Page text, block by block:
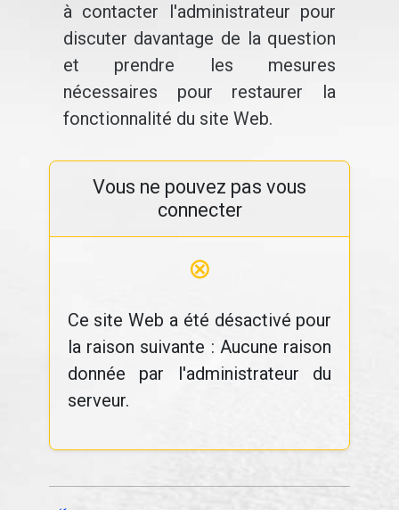
à contacter l'administrateur pour
discuter davantage de la question
et prendre les mesures
nécessaires pour restaurer la
fonctionnalité du site Web.
Vous ne pouvez pas vous
connecter
⊗
Ce site Web a été désactivé pour
la raison suivante : Aucune raison
donnée par l'administrateur du
serveur.